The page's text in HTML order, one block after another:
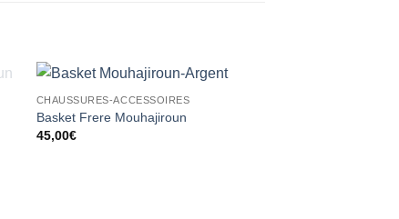
CHAUSSURES-ACCESSOIRES
Basket Frere Mouhajiroun
45,00€